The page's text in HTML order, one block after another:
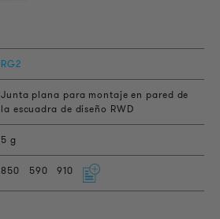
RG2
Junta plana para montaje en pared de
la escuadra de diseño RWD
5 g
850 590 910